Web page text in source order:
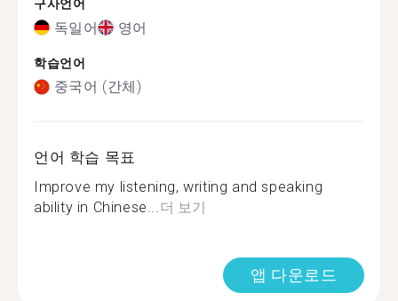
구사언어
독일어 영어
학습언어
중국어 (간체)
언어 학습 목표
Improve my listening, writing and speaking
ability in Chinese...더 보기
앱 다운로드